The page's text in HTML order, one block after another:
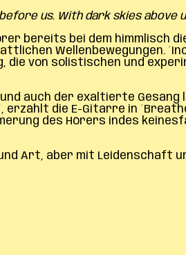
us. With dark skies above
bereits bei dem himmlisch
Wellenbewegungen.
die von solistischen und
und auch der exaltierte
die E-Gitarre in
des Hörers indes
Art, aber mit Leidenschaft